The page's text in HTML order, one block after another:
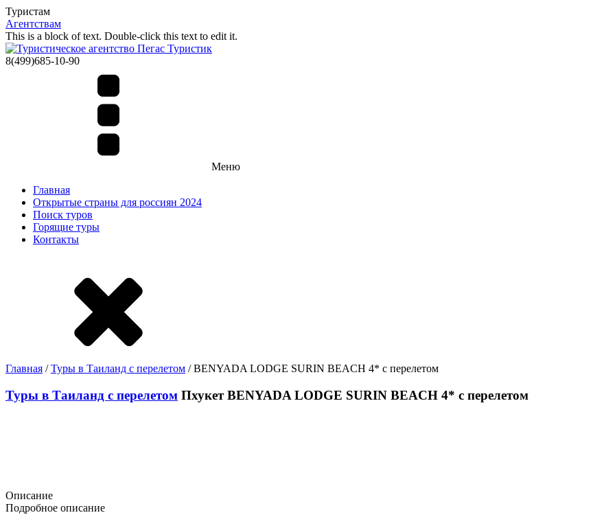
Туристам
Агентствам
This is a block of text. Double-click this text to edit it.
8(499)685-10-90
Меню
Главная
Открытые страны для россиян 2024
Поиск туров
Горящие туры
Контакты
Главная /Туры в Таиланд с перелетом / BENYADA LODGE SURIN BEACH 4* с перелетом
Туры в Таиланд с перелетом Пхукет BENYADA LODGE SURIN BEACH 4* с перелетом
Описание
Подробное описание